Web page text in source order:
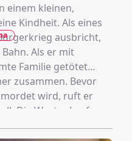
einem kleinen,
Kindheit. Als eines
ausbricht,
Als er mit
Familie getötet
zusammen. Bevor
wird, ruft er
Die Worte „Lauf
Leben. Obwohl